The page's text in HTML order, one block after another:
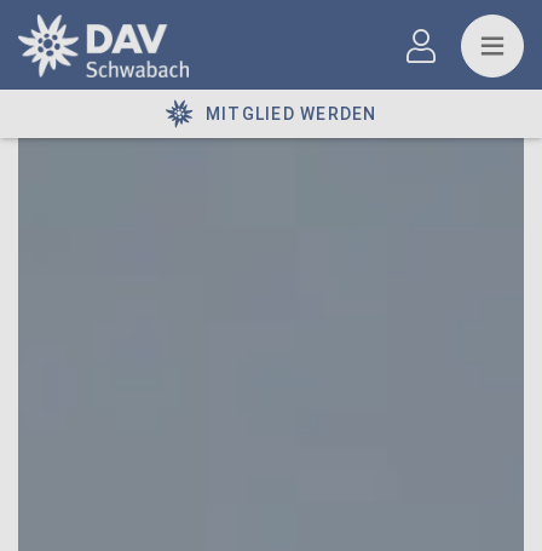
MITGLIED WERDEN